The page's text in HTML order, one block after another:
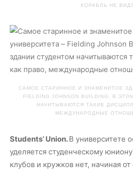
КОРАБЛЬ НЕ
САМОЕ СТАРИННОЕ И ЗНАМЕНИТОЕ
FIELDING JOHNSON BUILDING. В
НАЧИТЫВАЮТСЯ ТАКИЕ
МЕЖДУНАРОДНЫЕ
Students’ Union.В университете
уделяется студенческому
клубов и кружков нет, начиная